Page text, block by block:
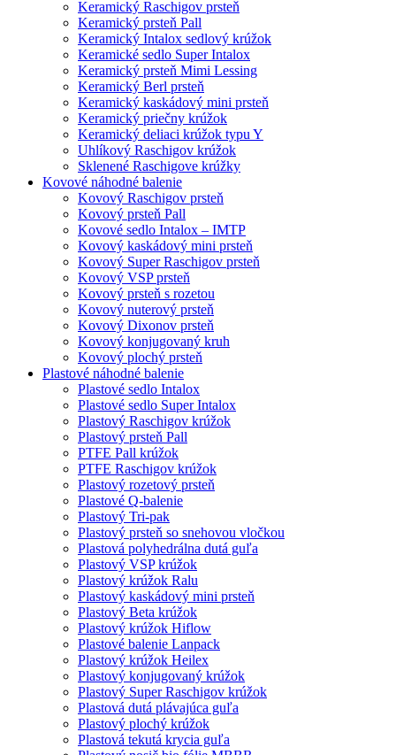
Keramický Raschigov prsteň
Keramický prsteň Pall
Keramický Intalox sedlový krúžok
Keramické sedlo Super Intalox
Keramický prsteň Mimi Lessing
Keramický Berl prsteň
Keramický kaskádový mini prsteň
Keramický priečny krúžok
Keramický deliaci krúžok typu Y
Uhlíkový Raschigov krúžok
Sklenené Raschigove krúžky
Kovové náhodné balenie
Kovový Raschigov prsteň
Kovový prsteň Pall
Kovové sedlo Intalox – IMTP
Kovový kaskádový mini prsteň
Kovový Super Raschigov prsteň
Kovový VSP prsteň
Kovový prsteň s rozetou
Kovový nuterový prsteň
Kovový Dixonov prsteň
Kovový konjugovaný kruh
Kovový plochý prsteň
Plastové náhodné balenie
Plastové sedlo Intalox
Plastové sedlo Super Intalox
Plastový Raschigov krúžok
Plastový prsteň Pall
PTFE Pall krúžok
PTFE Raschigov krúžok
Plastový rozetový prsteň
Plastové Q-balenie
Plastový Tri-pak
Plastový prsteň so snehovou vločkou
Plastová polyhedrálna dutá guľa
Plastový VSP krúžok
Plastový krúžok Ralu
Plastový kaskádový mini prsteň
Plastový Beta krúžok
Plastový krúžok Hiflow
Plastové balenie Lanpack
Plastový krúžok Heilex
Plastový konjugovaný krúžok
Plastový Super Raschigov krúžok
Plastová dutá plávajúca guľa
Plastový plochý krúžok
Plastová tekutá krycia guľa